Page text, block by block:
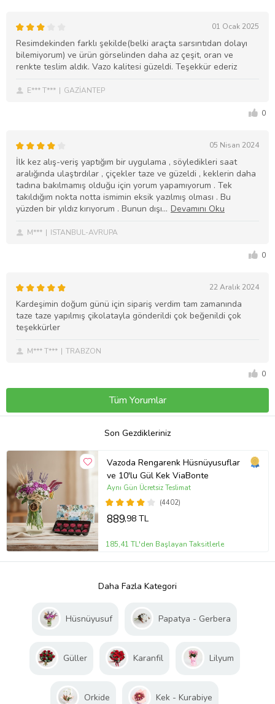
01 Ocak 2025
Resimdekinden farklı şekilde(belki araçta sarsıntıdan dolayı
bilemiyorum) ve ürün görselinden daha az çeşit, oran ve
renkte teslim aldık. Vazo kalitesi güzeldi. Teşekkür ederiz
E*** T*** GAZİANTEP
0
05 Nisan 2024
İlk kez alış-veriş yaptığım bir uygulama , söyledikleri saat
aralığında ulaştırdılar , çiçekler taze ve güzeldi , keklerin daha
tadına bakılmamış olduğu için yorum yapamıyorum . Tek
takıldığım nokta notta ismimin eksik yazılmış olması . Bu
yüzden bir yıldız kırıyorum . Bunun dışı
M*** ISTANBUL-AVRUPA
0
22 Aralık 2024
Kardeşimin doğum günü için sipariş verdim tam zamanında
taze taze yapılmış çikolatayla gönderildi çok beğenildi çok
teşekkürler
M*** T*** TRABZON
0
Tüm Yorumlar
Son Gezdikleriniz
Vazoda Rengarenk Hüsnüyusuflar
ve 10'lu Gül Kek ViaBonte
(4402)
Aynı Gün Ücretsiz Teslimat
889,98 TL
185,41 TL'den Başlayan Taksitlerle
Daha Fazla Kategori
Hüsnüyusuf Papatya - Gerbera
Güller Karanfil Lilyum
Orkide Kek - Kurabiye